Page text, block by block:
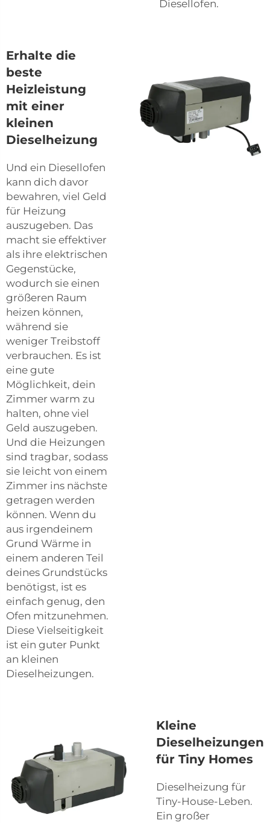
Diesellofen.
Erhalte die
beste
Heizleistung
mit einer
kleinen
Dieselheizung
Und ein Diesellofen
kann dich davor
bewahren, viel Geld
für Heizung
auszugeben. Das
macht sie effektiver
als ihre elektrischen
Gegenstücke,
wodurch sie einen
größeren Raum
heizen können,
während sie
weniger Treibstoff
verbrauchen. Es ist
eine gute
Möglichkeit, dein
Zimmer warm zu
halten, ohne viel
Geld auszugeben.
Und die Heizungen
sind tragbar, sodass
sie leicht von einem
Zimmer ins nächste
getragen werden
können. Wenn du
aus irgendeinem
Grund Wärme in
einem anderen Teil
deines Grundstücks
benötigst, ist es
einfach genug, den
Ofen mitzunehmen.
Diese Vielseitigkeit
ist ein guter Punkt
an kleinen
Dieselheizungen.
Kleine
Dieselheizungen
für Tiny Homes
Dieselheizung für
Tiny-House-Leben.
Ein großer